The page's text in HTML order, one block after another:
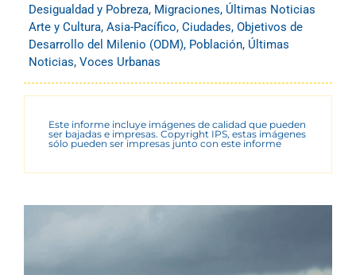
Desigualdad y Pobreza, Migraciones, Últimas Noticias
Arte y Cultura, Asia-Pacífico, Ciudades, Objetivos de
Desarrollo del Milenio (ODM), Población, Últimas
Noticias, Voces Urbanas
Este informe incluye imágenes de calidad que pueden
ser bajadas e impresas. Copyright IPS, estas imágenes
sólo pueden ser impresas junto con este informe